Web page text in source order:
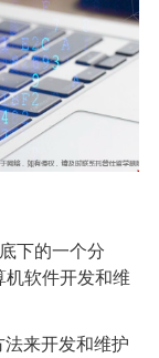
下的一个分
机软件开发和维
来开发和维护